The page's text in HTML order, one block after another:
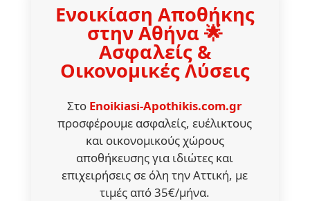
Ενοικίαση Αποθήκης
στην Αθήνα 🌟
Ασφαλείς &
Οικονομικές Λύσεις
Στο Enoikiasi-Apothikis.com.gr
προσφέρουμε ασφαλείς, ευέλικτους
και οικονομικούς χώρους
αποθήκευσης για ιδιώτες και
επιχειρήσεις σε όλη την Αττική, με
τιμές από 35€/μήνα.